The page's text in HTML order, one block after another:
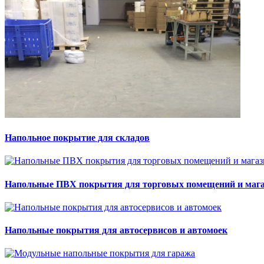
Напольное покрытие для складов
Напольные ПВХ покрытия для торговых помещений и
Напольные покрытия для автосервисов и автомоек